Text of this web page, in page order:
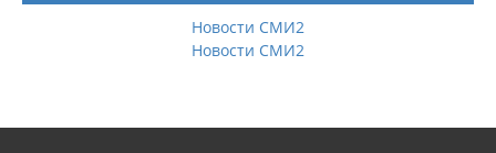
Новости СМИ2
Новости СМИ2